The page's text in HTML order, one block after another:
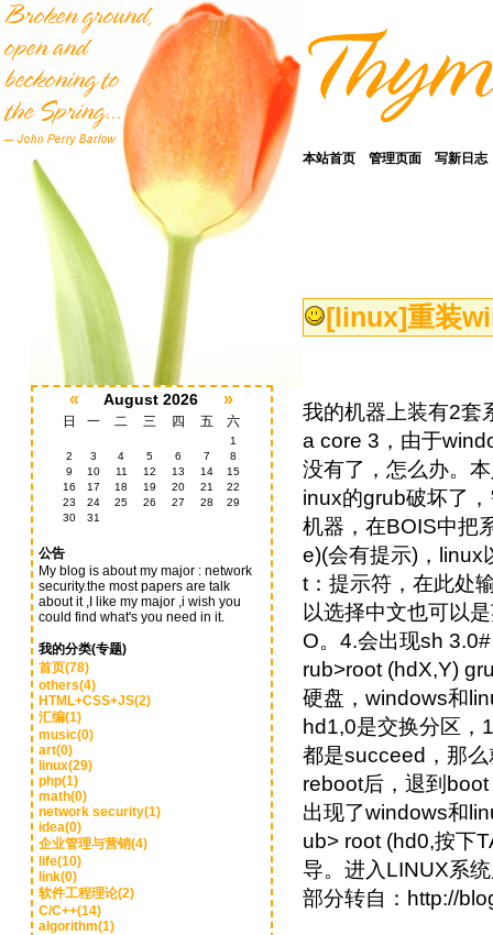
« August 2026 »
日 一 二 三 四 五 六
1
2
3 4 5 6 7
8
9
10 11 12 13 14
15
16
17 18 19 20 21
22
23
24 25 26 27 28
29
30
31
公告
My blog is about my major : network
security.the most papers are talk
about it ,I like my major ,i wish you
could find what's you need in it.
我的分类(专题)
首页(78)
others(4)
HTML+CSS+JS(2)
汇编(1)
music(0)
art(0)
linux(29)
php(1)
math(0)
network security(1)
idea(0)
企业管理与营销(4)
life(10)
link(0)
软件工程理论(2)
C/C++(14)
algorithm(1)
本站首页 管理页面 写新日志
[linux]重装
我的机器上装有2套
a core 3，由于
没有了，怎么办。
inux的grub破坏了
机器，在BOIS中把
e)(会有提示)，linux
t：提示符，在此处
以选择中文也可以
O。4.会出现sh
rub>root (hdX,Y)
硬盘，windows和
hd1,0是交换分区，
都是succeed，那
reboot后，退到
出现了windows和
ub> root (hd0,按下
导。进入LINUX系
部分转自：http://